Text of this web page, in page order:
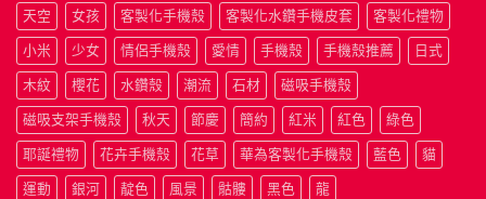
天空 女孩 客製化手機殼 客製化水鑽手機皮套 客製化禮物
小米 少女 情侶手機殼 愛情 手機殼 手機殼推薦 日式
木紋 櫻花 水鑽殼 潮流 石材 磁吸手機殼
磁吸支架手機殼 秋天 節慶 簡約 紅米 紅色 綠色
耶誕禮物 花卉手機殼 花草 華為客製化手機殼 藍色 貓
運動 銀河 靛色 風景 骷髏 黑色 龍